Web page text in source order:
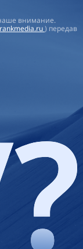
внимание.
) передав